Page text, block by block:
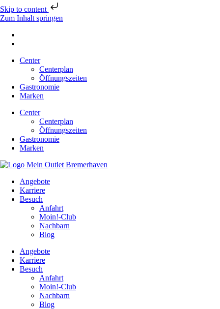
Skip to content
Zum Inhalt springen
Center
Centerplan
Öffnungszeiten
Gastronomie
Marken
Center
Centerplan
Öffnungszeiten
Gastronomie
Marken
Angebote
Karriere
Besuch
Anfahrt
Moin!-Club
Nachbarn
Blog
Angebote
Karriere
Besuch
Anfahrt
Moin!-Club
Nachbarn
Blog